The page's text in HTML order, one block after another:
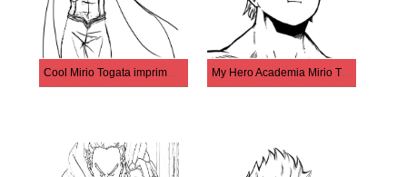
Cool Mirio Togata imprimable gratuitement My Hero Academia Mirio Togata